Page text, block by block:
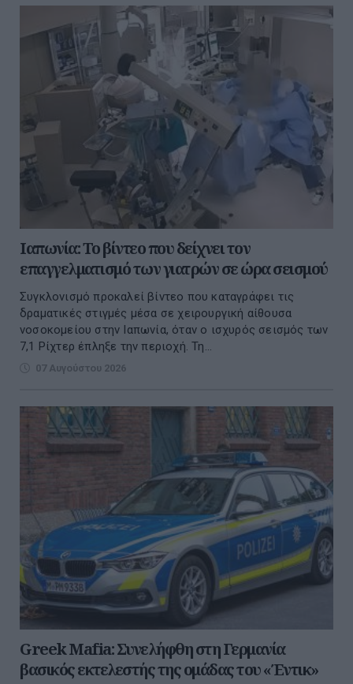
Ιαπωνία: Το βίντεο που δείχνει τον
επαγγελματισμό των γιατρών σε ώρα σεισμού
Συγκλονισμό προκαλεί βίντεο που καταγράφει τις
δραματικές στιγμές μέσα σε χειρουργική αίθουσα
νοσοκομείου στην Ιαπωνία, όταν ο ισχυρός σεισμός των
7,1 Ρίχτερ έπληξε την περιοχή. Τη...
07 Αυγούστου 2026
Greek Mafia: Συνελήφθη στη Γερμανία
βασικός εκτελεστής της ομάδας του «Έντικ»